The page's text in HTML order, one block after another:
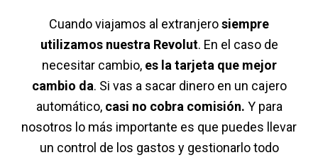
Cuando viajamos al extranjerosiempre
utilizamos nuestra Revolut. En el caso de
necesitar cambio, es la tarjeta que mejor
cambio da. Si vas a sacar dinero en un cajero
automático, casi no cobra comisión. Y para
nosotros lo más importante es que puedes llevar
un control de los gastos y gestionarlo todo